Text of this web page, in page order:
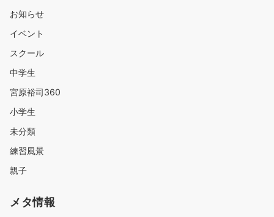
お知らせ
イベント
スクール
中学生
宮原裕司360
小学生
未分類
練習風景
親子
メタ情報